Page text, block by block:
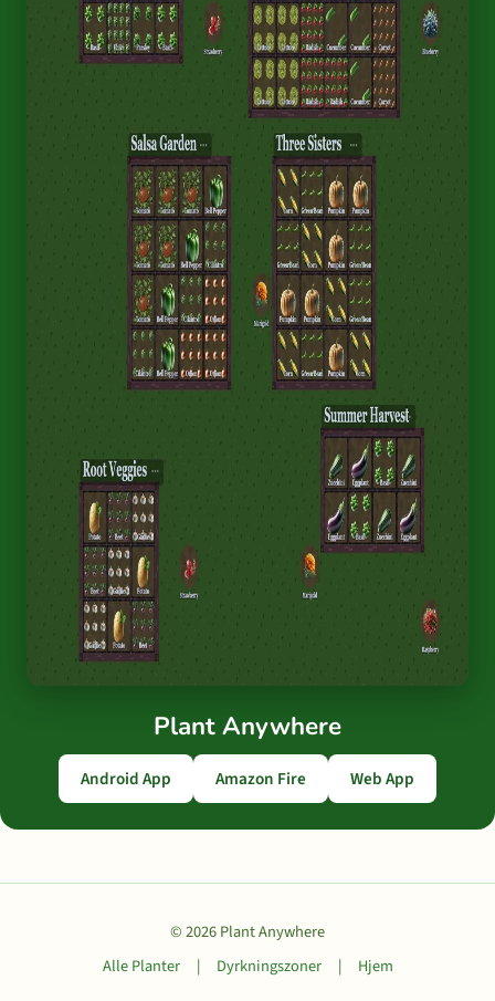
Plant Anywhere
Android App Amazon Fire Web App
© 2026 Plant Anywhere
Alle Planter
| Dyrkningszoner | Hjem